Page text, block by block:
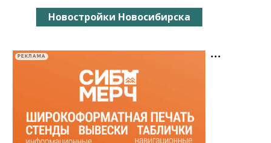
Новостройки Новосибирска
РЕКЛАМА